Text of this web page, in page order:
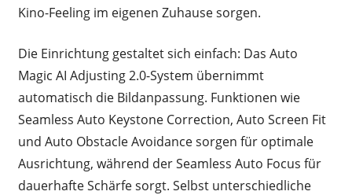
Kino-Feeling im eigenen Zuhause sorgen.
Die Einrichtung gestaltet sich einfach: Das Auto
Magic AI Adjusting 2.0-System übernimmt
automatisch die Bildanpassung. Funktionen wie
Seamless Auto Keystone Correction, Auto Screen Fit
und Auto Obstacle Avoidance sorgen für optimale
Ausrichtung, während der Seamless Auto Focus für
dauerhafte Schärfe sorgt. Selbst unterschiedliche